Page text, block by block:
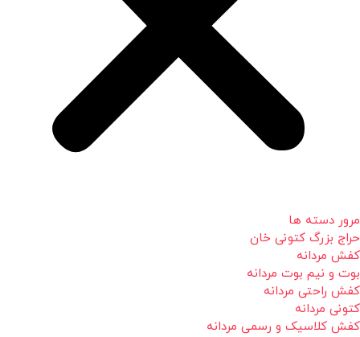
مرور دسته ها
حراج بزرگ کتونی خان
کفش مردانه
بوت و نیم بوت مردانه
کفش راحتی مردانه
کتونی مردانه
کفش کلاسیک و رسمی مردانه